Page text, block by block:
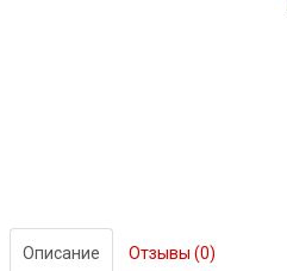
Описание Отзывы (0)